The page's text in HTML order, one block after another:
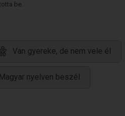
be.
Van gyereke, de nem vele él
Magyar nyelven beszél